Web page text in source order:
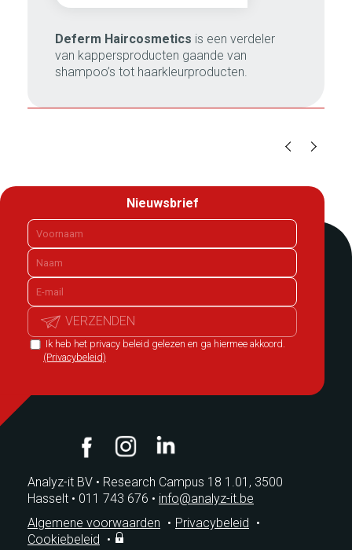
Deferm Haircosmetics is een verdeler
van kappersproducten gaande van
shampoo’s tot haarkleurproducten.
Nieuwsbrief
Ik heb het privacy beleid gelezen en ga hiermee akkoord.
(Privacybeleid)
VERZENDEN
Analyz-it BV • Research Campus 18 1.01, 3500
Hasselt • 011 743 676 • info@analyz-it.be
Algemene voorwaarden • Privacybeleid •
Cookiebeleid •